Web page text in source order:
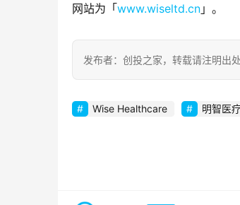
网站为「www.wiseltd.cn 」。
发布者：创投之家，转载请注明出处
Wise Healthcare 明智医